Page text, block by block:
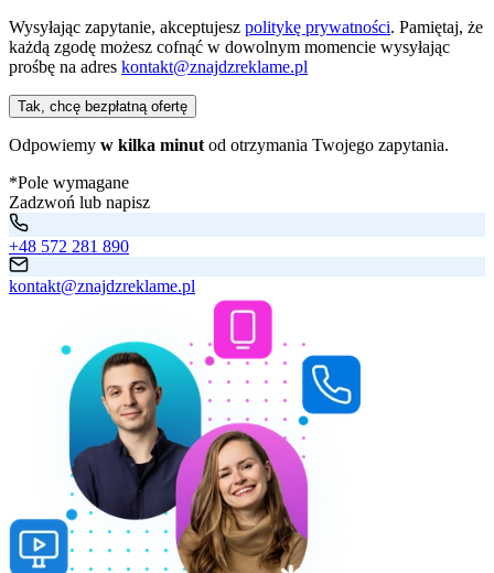
Wysyłając zapytanie, akceptujesz politykę prywatności. Pamiętaj, że
każdą zgodę możesz cofnąć w dowolnym momencie wysyłając
prośbę na adres kontakt@znajdzreklame.pl
Tak, chcę bezpłatną ofertę
Odpowiemy w kilka minut od otrzymania Twojego zapytania.
*Pole wymagane
Zadzwoń lub napisz
+48 572 281 890
kontakt@znajdzreklame.pl